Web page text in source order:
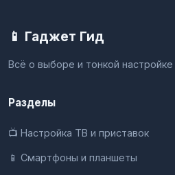
📱 Гаджет Гид
Всё о выборе и тонкой
Разделы
📺 Настройка ТВ и приставок
📱 Смартфоны и планшеты